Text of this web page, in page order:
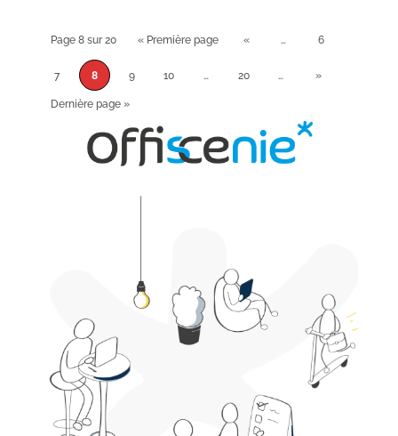
Page 8 sur 20 « Première page « … 6
7 8 9 10 … 20 … »
Dernière page »